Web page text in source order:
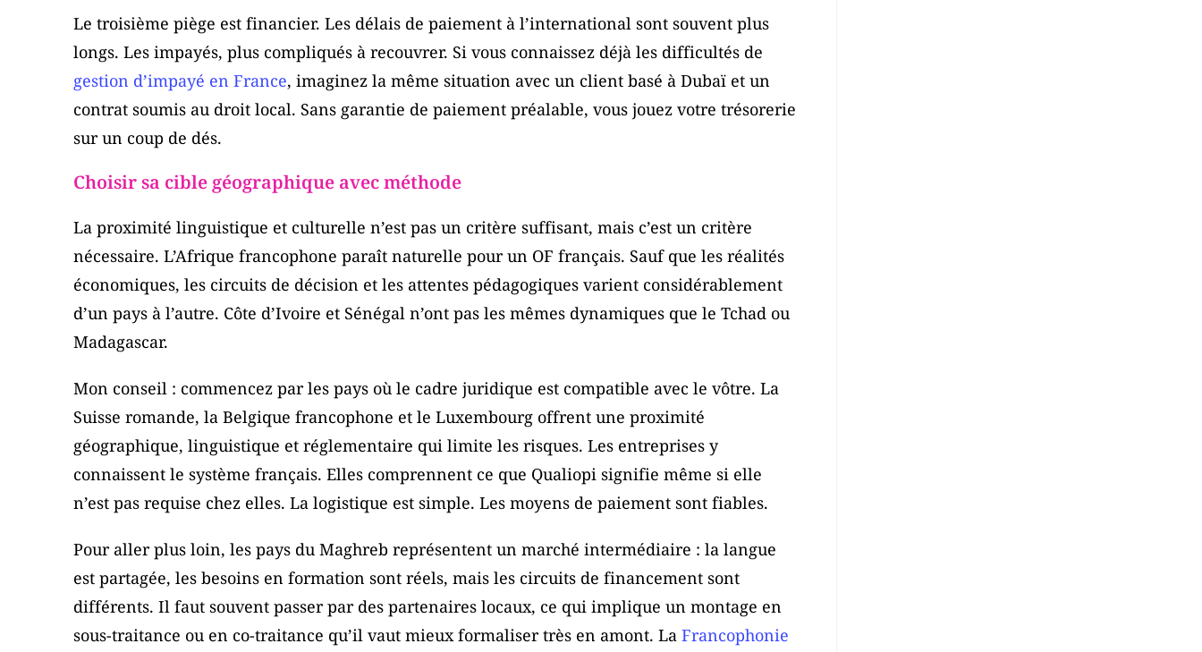
Le troisième piège est financier. Les délais de paiement à l’international sont souvent plus
longs. Les impayés, plus compliqués à recouvrer. Si vous connaissez déjà les difficultés de
gestion d’impayé en France, imaginez la même situation avec un client basé à Dubaï et un
contrat soumis au droit local. Sans garantie de paiement préalable, vous jouez votre trésorerie
sur un coup de dés.
Choisir sa cible géographique avec méthode
La proximité linguistique et culturelle n’est pas un critère suffisant, mais c’est un critère
nécessaire. L’Afrique francophone paraît naturelle pour un OF français. Sauf que les réalités
économiques, les circuits de décision et les attentes pédagogiques varient considérablement
d’un pays à l’autre. Côte d’Ivoire et Sénégal n’ont pas les mêmes dynamiques que le Tchad ou
Madagascar.
Mon conseil : commencez par les pays où le cadre juridique est compatible avec le vôtre. La
Suisse romande, la Belgique francophone et le Luxembourg offrent une proximité
géographique, linguistique et réglementaire qui limite les risques. Les entreprises y
connaissent le système français. Elles comprennent ce que Qualiopi signifie même si elle
n’est pas requise chez elles. La logistique est simple. Les moyens de paiement sont fiables.
Pour aller plus loin, les pays du Maghreb représentent un marché intermédiaire : la langue
est partagée, les besoins en formation sont réels, mais les circuits de financement sont
différents. Il faut souvent passer par des partenaires locaux, ce qui implique un montage en
sous-traitance ou en co-traitance qu’il vaut mieux formaliser très en amont. La Francophonie